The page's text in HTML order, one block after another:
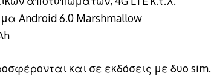
Android 6.0 Marshmallow
και σε εκδόσεις με δυο sim.